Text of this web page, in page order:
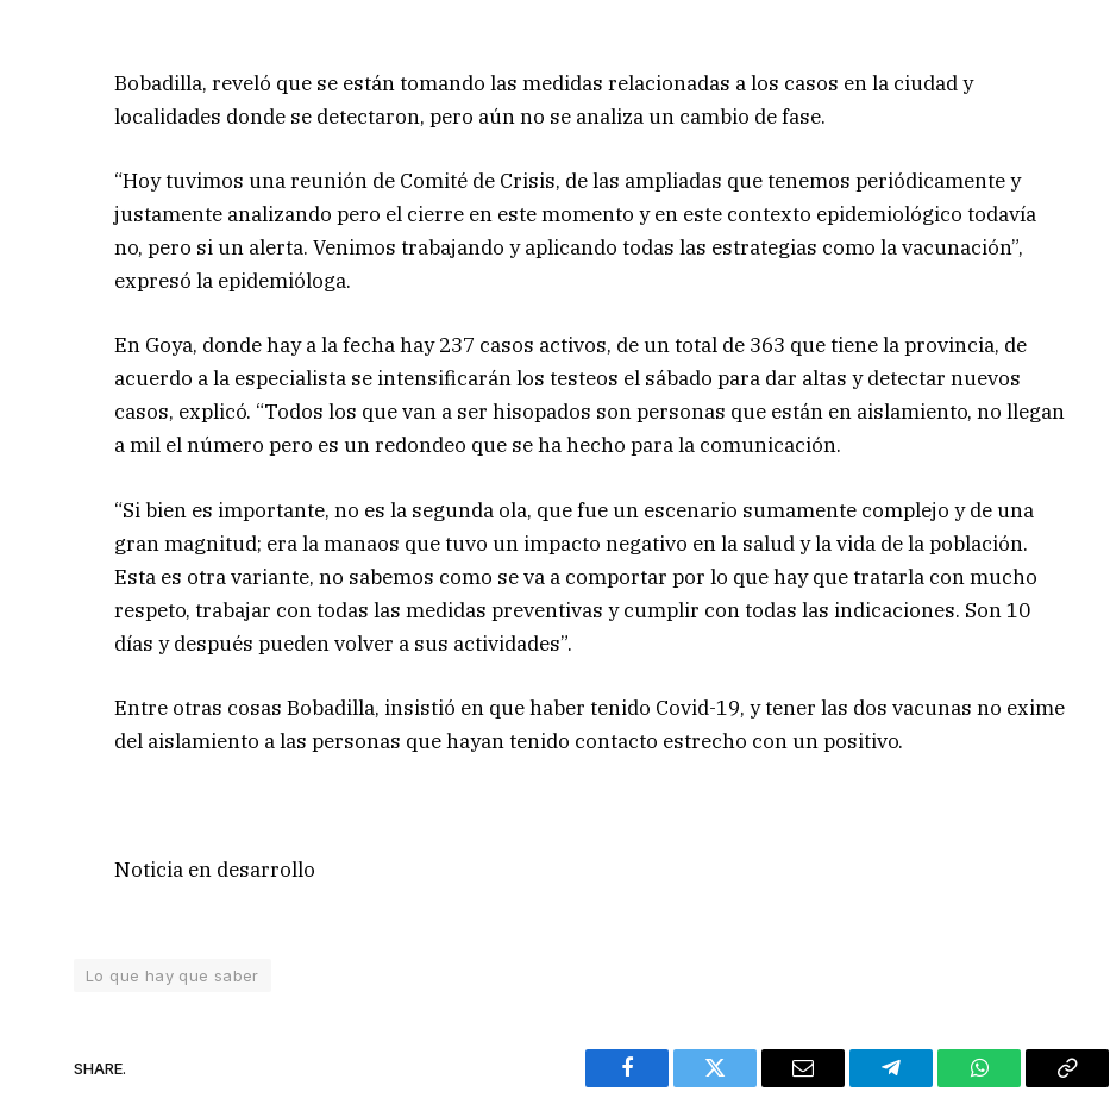
Bobadilla, reveló que se están tomando las medidas relacionadas a los casos en la ciudad y
localidades donde se detectaron, pero aún no se analiza un cambio de fase.
“Hoy tuvimos una reunión de Comité de Crisis, de las ampliadas que tenemos periódicamente y
justamente analizando pero el cierre en este momento y en este contexto epidemiológico todavía
no, pero si un alerta. Venimos trabajando y aplicando todas las estrategias como la vacunación”,
expresó la epidemióloga.
En Goya, donde hay a la fecha hay 237 casos activos, de un total de 363 que tiene la provincia, de
acuerdo a la especialista se intensificarán los testeos el sábado para dar altas y detectar nuevos
casos, explicó. “Todos los que van a ser hisopados son personas que están en aislamiento, no llegan
a mil el número pero es un redondeo que se ha hecho para la comunicación.
“Si bien es importante, no es la segunda ola, que fue un escenario sumamente complejo y de una
gran magnitud; era la manaos que tuvo un impacto negativo en la salud y la vida de la población.
Esta es otra variante, no sabemos como se va a comportar por lo que hay que tratarla con mucho
respeto, trabajar con todas las medidas preventivas y cumplir con todas las indicaciones. Son 10
días y después pueden volver a sus actividades”.
Entre otras cosas Bobadilla, insistió en que haber tenido Covid-19, y tener las dos vacunas no exime
del aislamiento a las personas que hayan tenido contacto estrecho con un positivo.
Noticia en desarrollo
Lo que hay que saber
SHARE.
Facebook Twitter Email Telegram WhatsAppCopy